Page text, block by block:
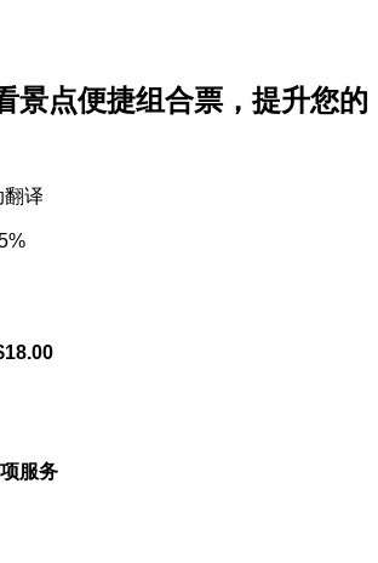
景点便捷组合票，提升您的
翻译
服务